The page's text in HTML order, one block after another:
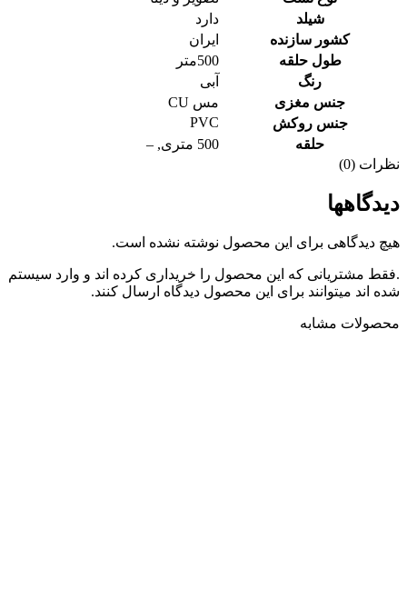
شیلد
دارد
کشور سازنده
ایران
طول حلقه
500متر
رنگ
آبی
جنس مغزی
مس CU
جنس روکش
PVC
حلقه
500 متری ,
–
نظرات (0)
دیدگاهها
هیچ دیدگاهی برای این محصول نوشته نشده است.
.فقط مشتریانی که این محصول را خریداری کرده اند و وارد سیستم
شده اند میتوانند برای این محصول دیدگاه ارسال کنند.
محصولات مشابه